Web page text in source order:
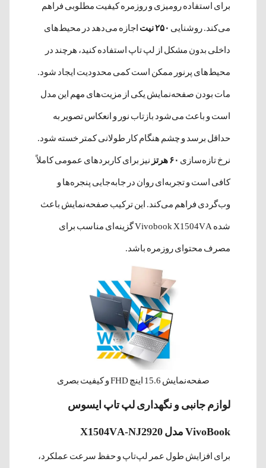
برای استفاده رومیزی و روزمره کیفیت مطلوبی فراهم
می‌کند. روشنایی ۲۵۰ نیت اجازه می‌دهد در محیط‌های
داخلی بدون مشکل از لپ تاپ استفاده کنید، هرچند در
محیط‌های پرنور ممکن است کمی محدودیت ایجاد شود.
مات بودن صفحه‌نمایش یکی از مزیت‌های مهم این مدل
است و باعث می‌شود بازتاب نور و انعکاس تصویر به
حداقل برسد و چشم هنگام کار طولانی کمتر خسته شود.
نرخ تازه‌سازی ۶۰ هرتز نیز برای کاربردهای عمومی کاملاً
کافی است و تجربه‌ای روان در جابه‌جایی پنجره‌ها و
وب‌گردی فراهم می‌کند. این ترکیب صفحه‌نمایش باعث
شده Vivobook X1504VA گزینه‌ای مناسب برای
مصرف محتوای روزمره باشد.
صفحه‌نمایش 15.6 اینچ FHD و کیفیت بصری
لوازم جانبی و نگهداری لپ تاپ ایسوس
VivoBook مدل X1504VA-NJ2920
برای افزایش طول عمر لپ‌تاپ و حفظ سرعت عملکرد،